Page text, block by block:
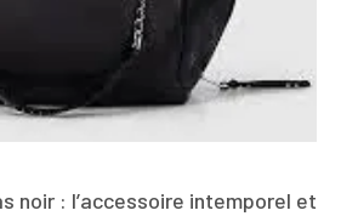
noir : l’accessoire intemporel et